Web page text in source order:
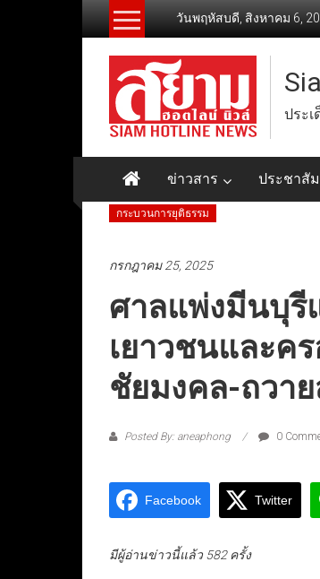
วันพฤหัสบดี, สิงหาคม 6,
ประ
ข่าวสาร ประชาสั
กระบวนการยุติธรรม
กรกฎาคม 25, 2025
ศาลแพ่งมีนบุ
เยาวชนและค
ชัยมงคล-ถวา
Posted By: aneaphong 0
Facebook Twitter
มีผู้อ่านข่าวนี้แล้ว 582 ครั้ง